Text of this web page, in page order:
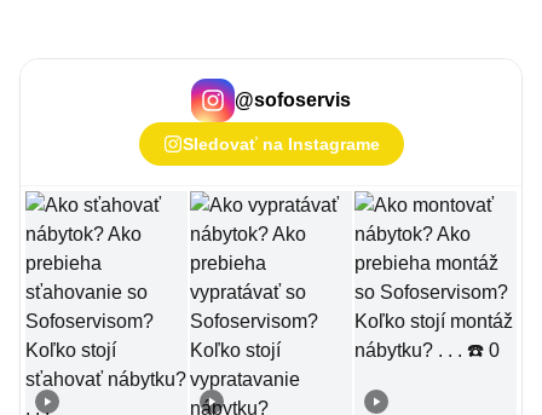
@sofoservis
Sledovať na Instagrame